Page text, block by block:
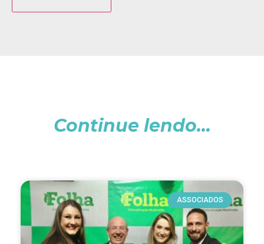
Continue lendo...
ASSOCIADOS